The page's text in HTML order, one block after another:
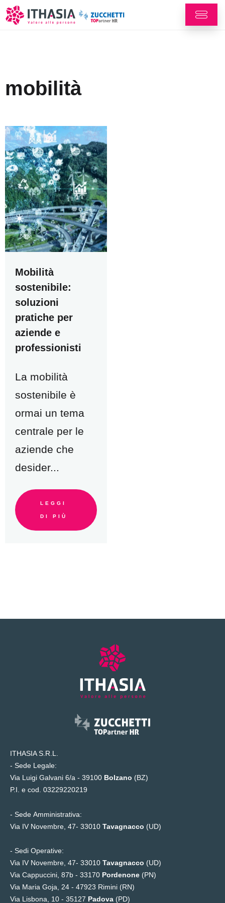
mobilità
Mobilità
sostenibile:
soluzioni
pratiche per
aziende e
professionisti
La mobilità
sostenibile è
ormai un tema
centrale per le
aziende che
desider...
LEGGI
DI PIÙ
ITHASIA S.R.L.
- Sede Legale:
Via Luigi Galvani 6/a - 39100 Bolzano (BZ)
P.I. e cod. 03229220219
- Sede Amministrativa:
Via IV Novembre, 47- 33010 Tavagnacco (UD)
- Sedi Operative:
Via IV Novembre, 47- 33010 Tavagnacco (UD)
Via Cappuccini, 87b - 33170 Pordenone (PN)
Via Maria Goja, 24 - 47923 Rimini (RN)
Via Lisbona, 10 - 35127 Padova (PD)